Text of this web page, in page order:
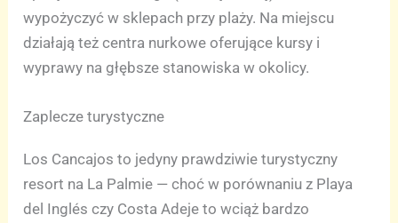
wypożyczyć w sklepach przy plaży. Na miejscu
działają też centra nurkowe oferujące kursy i
wyprawy na głębsze stanowiska w okolicy.
Zaplecze turystyczne
Los Cancajos to jedyny prawdziwie turystyczny
resort na La Palmie — choć w porównaniu z Playa
del Inglés czy Costa Adeje to wciąż bardzo